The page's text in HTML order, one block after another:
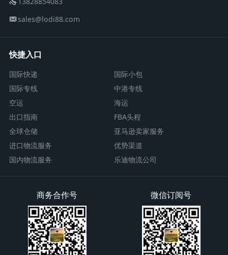
sales@lodi88.com
快捷入口
国际快递
国际小包
国际专线
中港专线
空运
海运
出口指南
FBA头程
全球仓储
亚马逊卖家服务
进口物流服务
优势渠道
国内物流服务
乐迪物流公司
商务合作号 微信订阅号